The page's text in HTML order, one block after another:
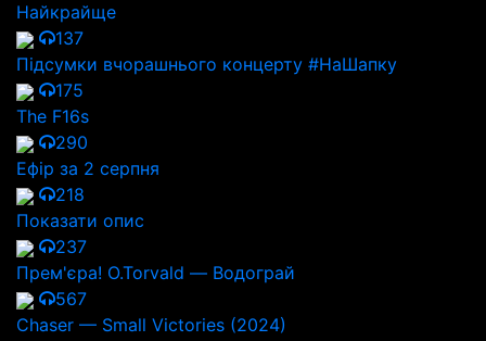
Найкрайще
137
Підсумки вчорашнього концерту #НаШапку
175
The F16s
290
Ефір за 2 серпня
218
Показати опис
237
Прем'єра! O.Torvald — Водограй
567
Chaser — Small Victories (2024)